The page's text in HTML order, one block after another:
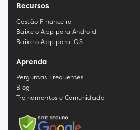
Recursos
Gestão Financeira
Baixe o App para Android
Baixe o App para iOS
Aprenda
Perguntas Frequentes
Blog
Treinamentos e Comunidade